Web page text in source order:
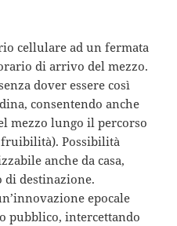
cellulare ad un fermata
di arrivo del mezzo.
dover essere così
consentendo anche
mezzo lungo il percorso
Possibilità
anche da casa,
destinazione.
epocale
pubblico, intercettando